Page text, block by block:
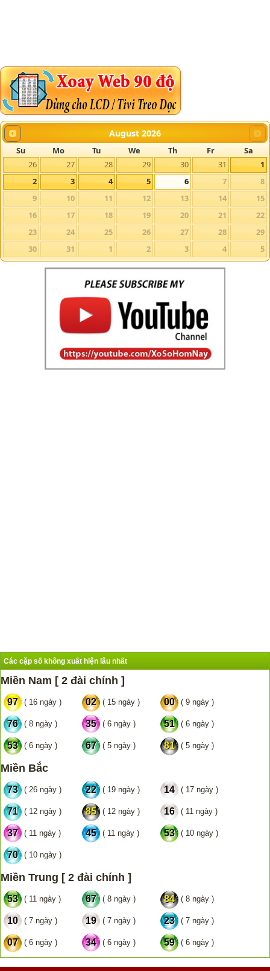
August 2026
Su Mo Tu We Th Fr
Sa
26
27 28 29 30 31
1
2
3 4 5 6 7
8
9
10 11 12 13 14
15
16
17 18 19 20 21
22
23
24 25 26 27 28
29
30
31 1 2 3 4 5
Các cặp số không xuất hiện lâu nhất
Miền Nam [ 2 đài chính ]
97 ( 16 ngày ) 02 ( 15 ngày ) 00 ( 9 ngày )
76 ( 8 ngày ) 35 ( 6 ngày ) 51 ( 6 ngày )
53 ( 6 ngày ) 67 ( 5 ngày ) 81 ( 5 ngày )
Miền Bắc
73 ( 26 ngày ) 22 ( 19 ngày ) 14 ( 17 ngày )
71 ( 12 ngày ) 85 ( 12 ngày ) 16 ( 11 ngày )
37 ( 11 ngày ) 45 ( 11 ngày ) 53 ( 10 ngày )
70 ( 10 ngày )
Miền Trung [ 2 đài chính ]
53 ( 11 ngày ) 67 ( 8 ngày ) 84 ( 8 ngày )
10 ( 7 ngày ) 19 ( 7 ngày ) 23 ( 7 ngày )
07 ( 6 ngày ) 34 ( 6 ngày ) 59 ( 6 ngày )